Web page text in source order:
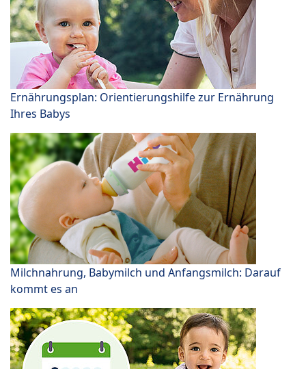
Ernährungsplan: Orientierungshilfe zur Ernährung
Ihres Babys
Milchnahrung, Babymilch und Anfangsmilch: Darauf
kommt es an